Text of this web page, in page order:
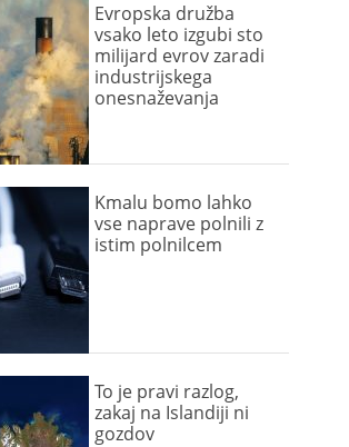
Evropska družba
vsako leto izgubi sto
milijard evrov zaradi
industrijskega
onesnaževanja
Kmalu bomo lahko
vse naprave polnili z
istim polnilcem
To je pravi razlog,
zakaj na Islandiji ni
gozdov